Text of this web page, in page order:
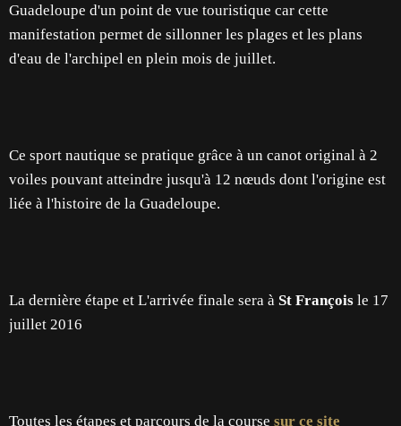
Guadeloupe d'un point de vue touristique car cette
manifestation permet de sillonner les plages et les plans
d'eau de l'archipel en plein mois de juillet.
Ce sport nautique se pratique grâce à un canot original à 2
voiles pouvant atteindre jusqu'à 12 nœuds dont l'origine est
liée à l'histoire de la Guadeloupe.
La dernière étape et L'arrivée finale sera à St François le 17
juillet 2016
Toutes les étapes et parcours de la course sur ce site